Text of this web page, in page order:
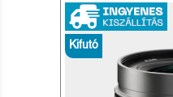
Kifutó